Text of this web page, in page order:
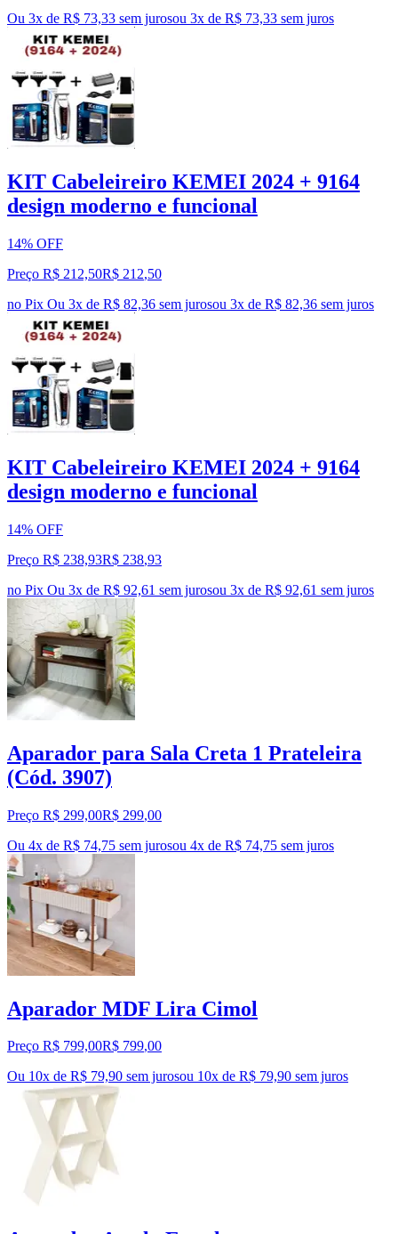
Ou 3x de R$ 73,33 sem jurosou 3x de R$ 73,33 sem juros
KIT Cabeleireiro KEMEI 2024 + 9164
design moderno e funcional
14% OFF
Preço R$ 212,50R$ 212,50
no Pix Ou 3x de R$ 82,36 sem jurosou 3x de R$ 82,36 sem juros
KIT Cabeleireiro KEMEI 2024 + 9164
design moderno e funcional
14% OFF
Preço R$ 238,93R$ 238,93
no Pix Ou 3x de R$ 92,61 sem jurosou 3x de R$ 92,61 sem juros
Aparador para Sala Creta 1 Prateleira
(Cód. 3907)
Preço R$ 299,00R$ 299,00
Ou 4x de R$ 74,75 sem jurosou 4x de R$ 74,75 sem juros
Aparador MDF Lira Cimol
Preço R$ 799,00R$ 799,00
Ou 10x de R$ 79,90 sem jurosou 10x de R$ 79,90 sem juros